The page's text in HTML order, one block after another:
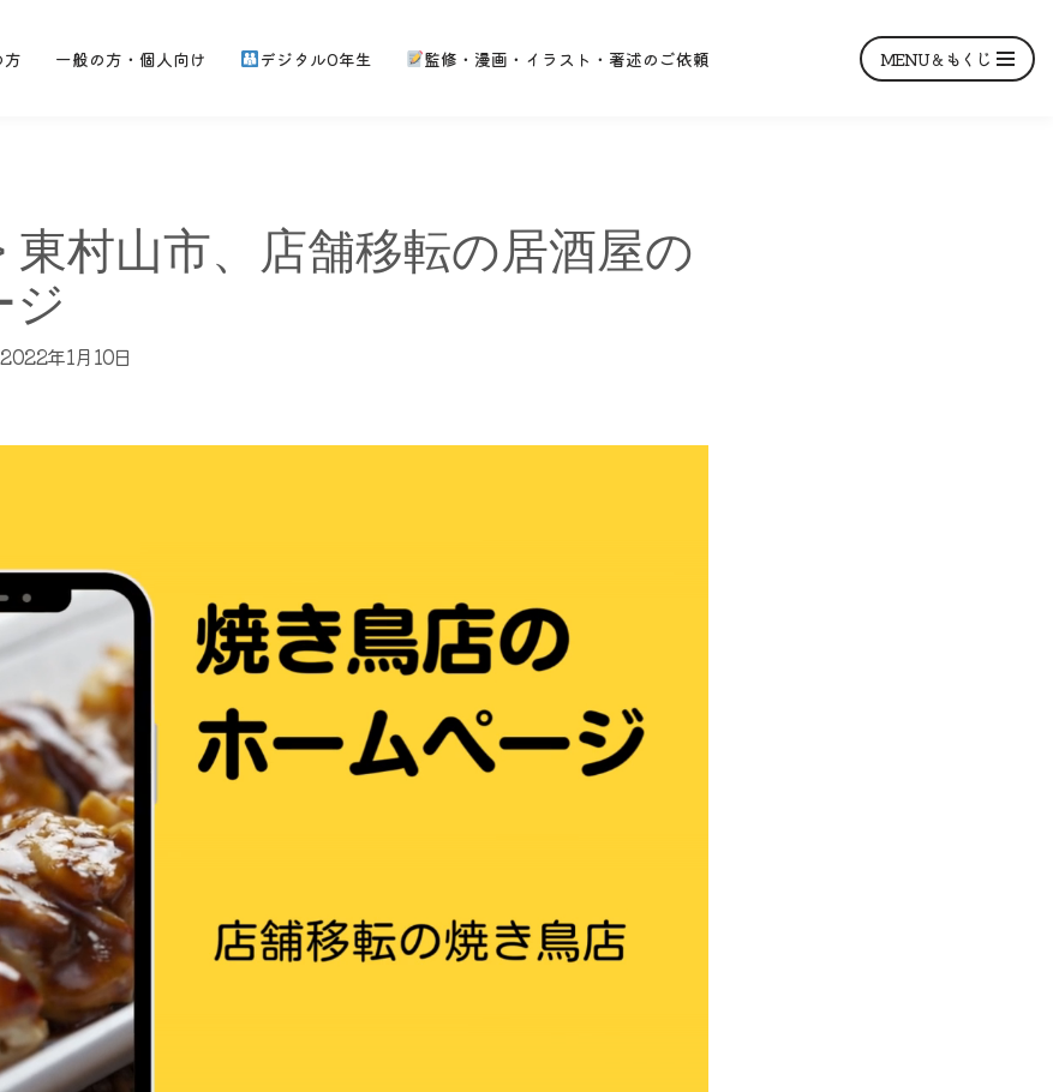
方 一般の方・個人向け デジタル0年生 監修・漫画・イラスト・著述のご依頼 MENU＆もくじ
東村山市、店舗移転の居酒屋の
ジ
2022年1月10日